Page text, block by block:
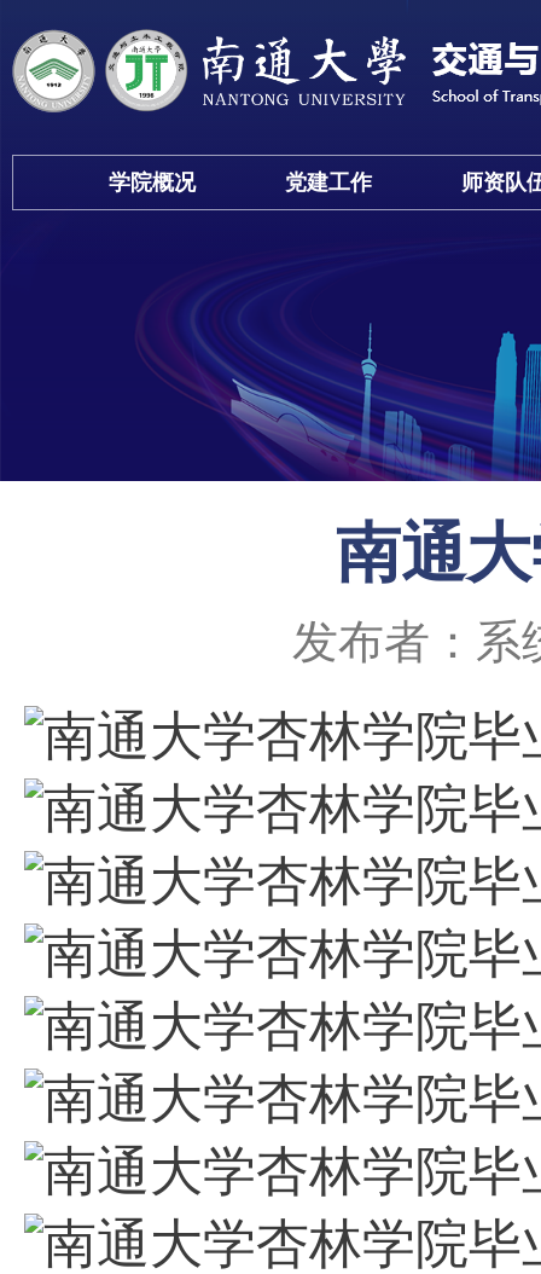
学院概况 党建工作 师资队
南通
发布者：系
南通大学杏林学院
南通大学杏林学院
南通大学杏林学院
南通大学杏林学院
南通大学杏林学院
南通大学杏林学院
南通大学杏林学院
南通大学杏林学院